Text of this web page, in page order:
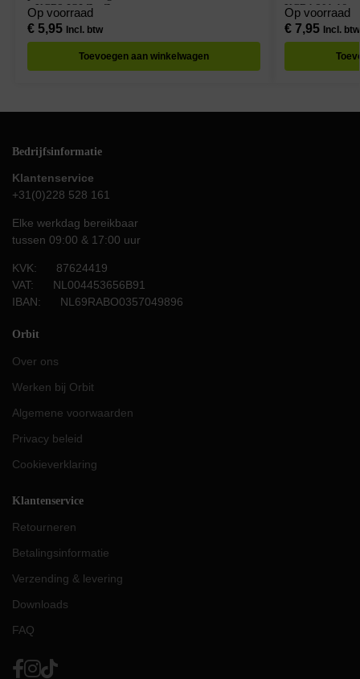
– KCD3-IOI-Z – Zwart
Op voorraad
€5,95 Incl. btw
Toevoegen aan winkelwagen
KCD4-201-16 –
Op voorraad
€7,95 Incl. btw
Bedrijfsinformatie
Klantenservice
+31(0)228 528 161
Elke werkdag bereikbaar
tussen 09:00 & 17:00 uur
KVK: 87624419
VAT: NL004453656B91
IBAN: NL69RABO0357049896
Orbit
Over ons
Werken bij Orbit
Algemene voorwaarden
Privacy beleid
Cookieverklaring
Klantenservice
Retourneren
Betalingsinformatie
Verzending & levering
Downloads
FAQ